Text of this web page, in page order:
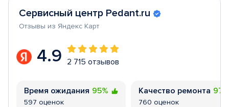
Сервисный центр Pedant.ru
Отзывы из Яндекс Карт
4.9 2 715 отзывов
Время ожидания 95%
597 оценок
Качество ремонта
760 оценок